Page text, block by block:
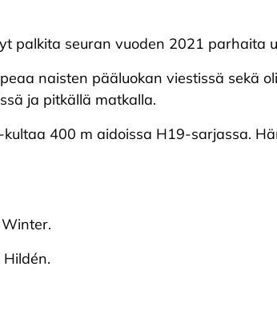
palkita seuran vuoden 2021 parhaita
naisten pääluokan viestissä sekä
ja pitkällä matkalla.
400 m aidoissa H19-sarjassa.